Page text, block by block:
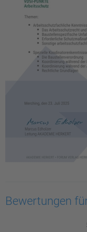
Bewertungen